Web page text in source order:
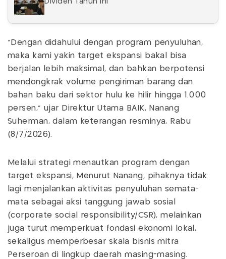
"Dengan didahului dengan program penyuluhan,
maka kami yakin target ekspansi bakal bisa
berjalan lebih maksimal, dan bahkan berpotensi
mendongkrak volume pengiriman barang dan
bahan baku dari sektor hulu ke hilir hingga 1.000
persen," ujar Direktur Utama BAIK, Nanang
Suherman, dalam keterangan resminya, Rabu
(8/7/2026).
Melalui strategi menautkan program dengan
target ekspansi, Menurut Nanang, pihaknya tidak
lagi menjalankan aktivitas penyuluhan semata-
mata sebagai aksi tanggung jawab sosial
(corporate social responsibility/CSR), melainkan
juga turut memperkuat fondasi ekonomi lokal,
sekaligus memperbesar skala bisnis mitra
Perseroan di lingkup daerah masing-masing.